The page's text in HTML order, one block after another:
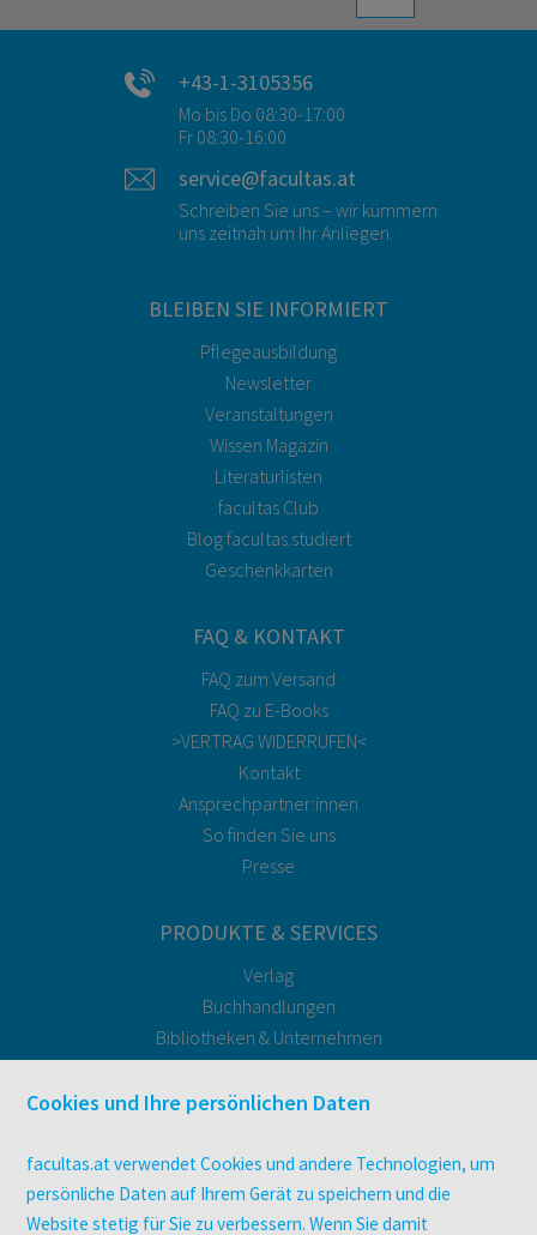
+43-1-3105356
Mo bis Do 08:30-17:00
Fr 08:30-16:00
service@facultas.at
Schreiben Sie uns – wir kümmern
uns zeitnah um Ihr Anliegen.
BLEIBEN SIE INFORMIERT
Pflegeausbildung
Newsletter
Veranstaltungen
Wissen Magazin
Literaturlisten
facultas Club
Blog facultas.studiert
Geschenkkarten
FAQ & KONTAKT
FAQ zum Versand
FAQ zu E-Books
>VERTRAG WIDERRUFEN<
Kontakt
Ansprechpartner:innen
So finden Sie uns
Presse
PRODUKTE & SERVICES
Verlag
Buchhandlungen
Bibliotheken & Unternehmen
facultas Bindeservice
Druckerei facultas druckt.
Zeitschriften
Digitale Angebote
Cookies und Ihre persönlichen Daten
facultas.at verwendet Cookies und andere Technologien, um
persönliche Daten auf Ihrem Gerät zu speichern und die
Website stetig für Sie zu verbessern. Wenn Sie damit